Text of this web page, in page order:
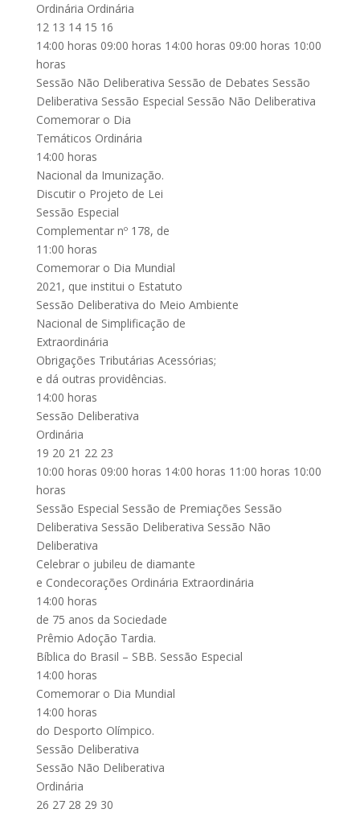
Ordinária Ordinária
12 13 14 15 16
14:00 horas 09:00 horas 14:00 horas 09:00 horas 10:00
horas
Sessão Não Deliberativa Sessão de Debates Sessão
Deliberativa Sessão Especial Sessão Não Deliberativa
Comemorar o Dia
Temáticos Ordinária
14:00 horas
Nacional da Imunização.
Discutir o Projeto de Lei
Sessão Especial
Complementar nº 178, de
11:00 horas
Comemorar o Dia Mundial
2021, que institui o Estatuto
Sessão Deliberativa do Meio Ambiente
Nacional de Simplificação de
Extraordinária
Obrigações Tributárias Acessórias;
e dá outras providências.
14:00 horas
Sessão Deliberativa
Ordinária
19 20 21 22 23
10:00 horas 09:00 horas 14:00 horas 11:00 horas 10:00
horas
Sessão Especial Sessão de Premiações Sessão
Deliberativa Sessão Deliberativa Sessão Não
Deliberativa
Celebrar o jubileu de diamante
e Condecorações Ordinária Extraordinária
14:00 horas
de 75 anos da Sociedade
Prêmio Adoção Tardia.
Bíblica do Brasil – SBB. Sessão Especial
14:00 horas
Comemorar o Dia Mundial
14:00 horas
do Desporto Olímpico.
Sessão Deliberativa
Sessão Não Deliberativa
Ordinária
26 27 28 29 30